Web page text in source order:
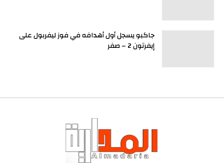
جاكبو يسجل أول أهدافه في فوز ليفربول على
إيفرتون 2 – صفر